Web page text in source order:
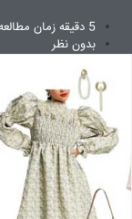
5 دقیقه زمان مطالعه
بدون نظر